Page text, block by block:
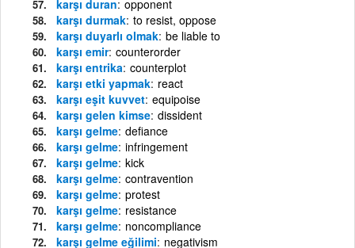
karşı duran opponent
karşı durmak to resist, oppose
karşı duyarlı olmak be liable to
karşı emir counterorder
karşı entrika counterplot
karşı etki yapmak react
karşı eşit kuvvet equipoise
karşı gelen kimse dissident
karşı gelme defiance
karşı gelme infringement
karşı gelme kick
karşı gelme contravention
karşı gelme protest
karşı gelme resistance
karşı gelme noncompliance
karşı gelme eğilimi negativism